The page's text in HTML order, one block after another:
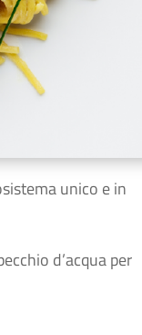
unico e in
d’acqua per